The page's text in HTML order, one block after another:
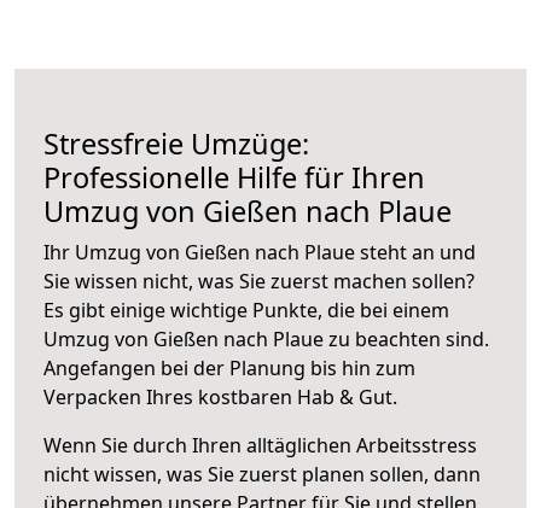
Stressfreie Umzüge:
Professionelle Hilfe für Ihren
Umzug von Gießen nach Plaue
Ihr Umzug von Gießen nach Plaue steht an und
Sie wissen nicht, was Sie zuerst machen sollen?
Es gibt einige wichtige Punkte, die bei einem
Umzug von Gießen nach Plaue zu beachten sind.
Angefangen bei der Planung bis hin zum
Verpacken Ihres kostbaren Hab & Gut.
Wenn Sie durch Ihren alltäglichen Arbeitsstress
nicht wissen, was Sie zuerst planen sollen, dann